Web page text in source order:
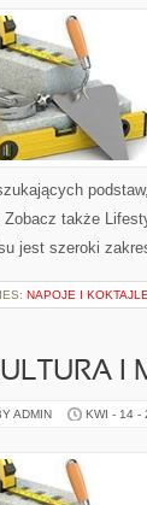
Zobacz także
jest szeroki
NAPOJE I KOKTAJLE
I
ADMIN KWI - 14 -